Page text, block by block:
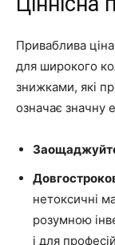
Приваблива
для широкого
знижками, які
означає значну
нетоксичні
розумною
і для